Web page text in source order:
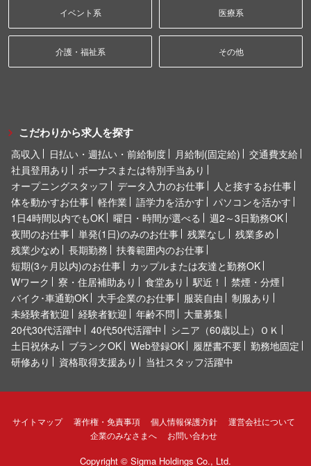
イベント系 医療系
介護・福祉系 その他
こだわりから求人を探す
高収入 日払い・週払い・前給制度 月給制(固定給)
交通費支給
社員登用あり
ボーナスまたは特別手当あり
オープニングスタッフ
データ入力のお仕事
人と接するお仕事
体を動かすお仕事
軽作業 語学力を活かす
パソコンを活かす
1日4時間以内でもOK
曜日・時間が選べる
週2～3日勤務OK
夜間のお仕事
単発(1日)のみのお仕事 残業なし
残業多め
残業少なめ
長期勤務
扶養範囲内のお仕事
短期(3ヶ月以内)のお仕事
カップルまたは友達と勤務OK
Wワーク
寮・住居補助あり 食堂あり 駅近！
禁煙・分煙
バイク･車通勤OK
大手企業のお仕事 服装自由
制服あり
未経験者歓迎
経験者歓迎 年齢不問
大量募集
20代30代活躍中
40代50代活躍中
シニア（60歳以上）ＯＫ
土日祝休み
ブランクOK Web登録OK 履歴書不要
勤務地固定
研修あり
資格取得支援あり 当社スタッフ活躍中
サイトマップ 著作権・免責事項 個人情報保護方針
運営会社について
企業のみなさまへ
お問い合わせ
Copyright © Sigma Holdings Co., Ltd.